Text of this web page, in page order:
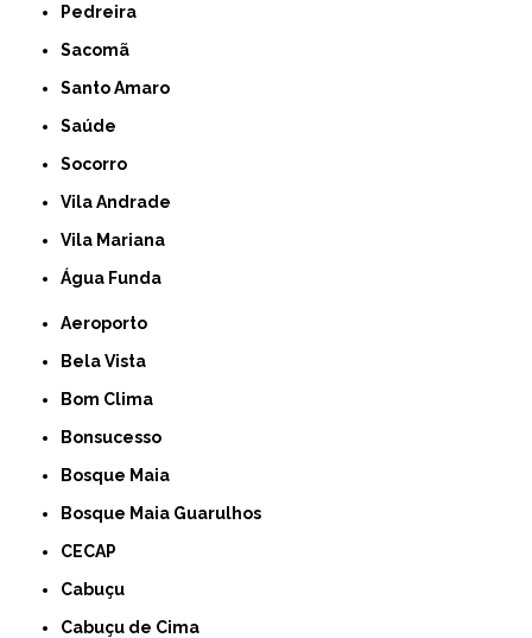
Pedreira
Sacomã
Santo Amaro
Saúde
Socorro
Vila Andrade
Vila Mariana
Água Funda
Aeroporto
Bela Vista
Bom Clima
Bonsucesso
Bosque Maia
Bosque Maia Guarulhos
CECAP
Cabuçu
Cabuçu de Cima